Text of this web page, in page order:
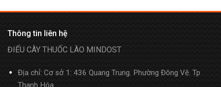
Thông tin liên hệ
ĐIẾU CÀY THUỐC LÀO MINDOST
Địa chỉ: Cơ sở 1: 436 Quang Trung. Phường Đông Vệ. Tp
Thanh Hóa